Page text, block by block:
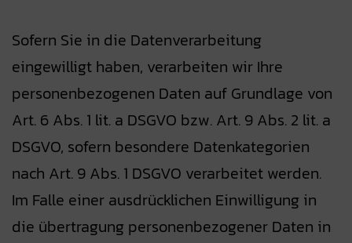
Sofern Sie in die Datenverarbeitung
eingewilligt haben, verarbeiten wir Ihre
personenbezogenen Daten auf Grundlage von
Art. 6 Abs. 1 lit. a DSGVO bzw. Art. 9 Abs. 2 lit. a
DSGVO, sofern besondere Datenkategorien
nach Art. 9 Abs. 1 DSGVO verarbeitet werden.
Im Falle einer ausdrücklichen Einwilligung in
die übertragung personenbezogener Daten in